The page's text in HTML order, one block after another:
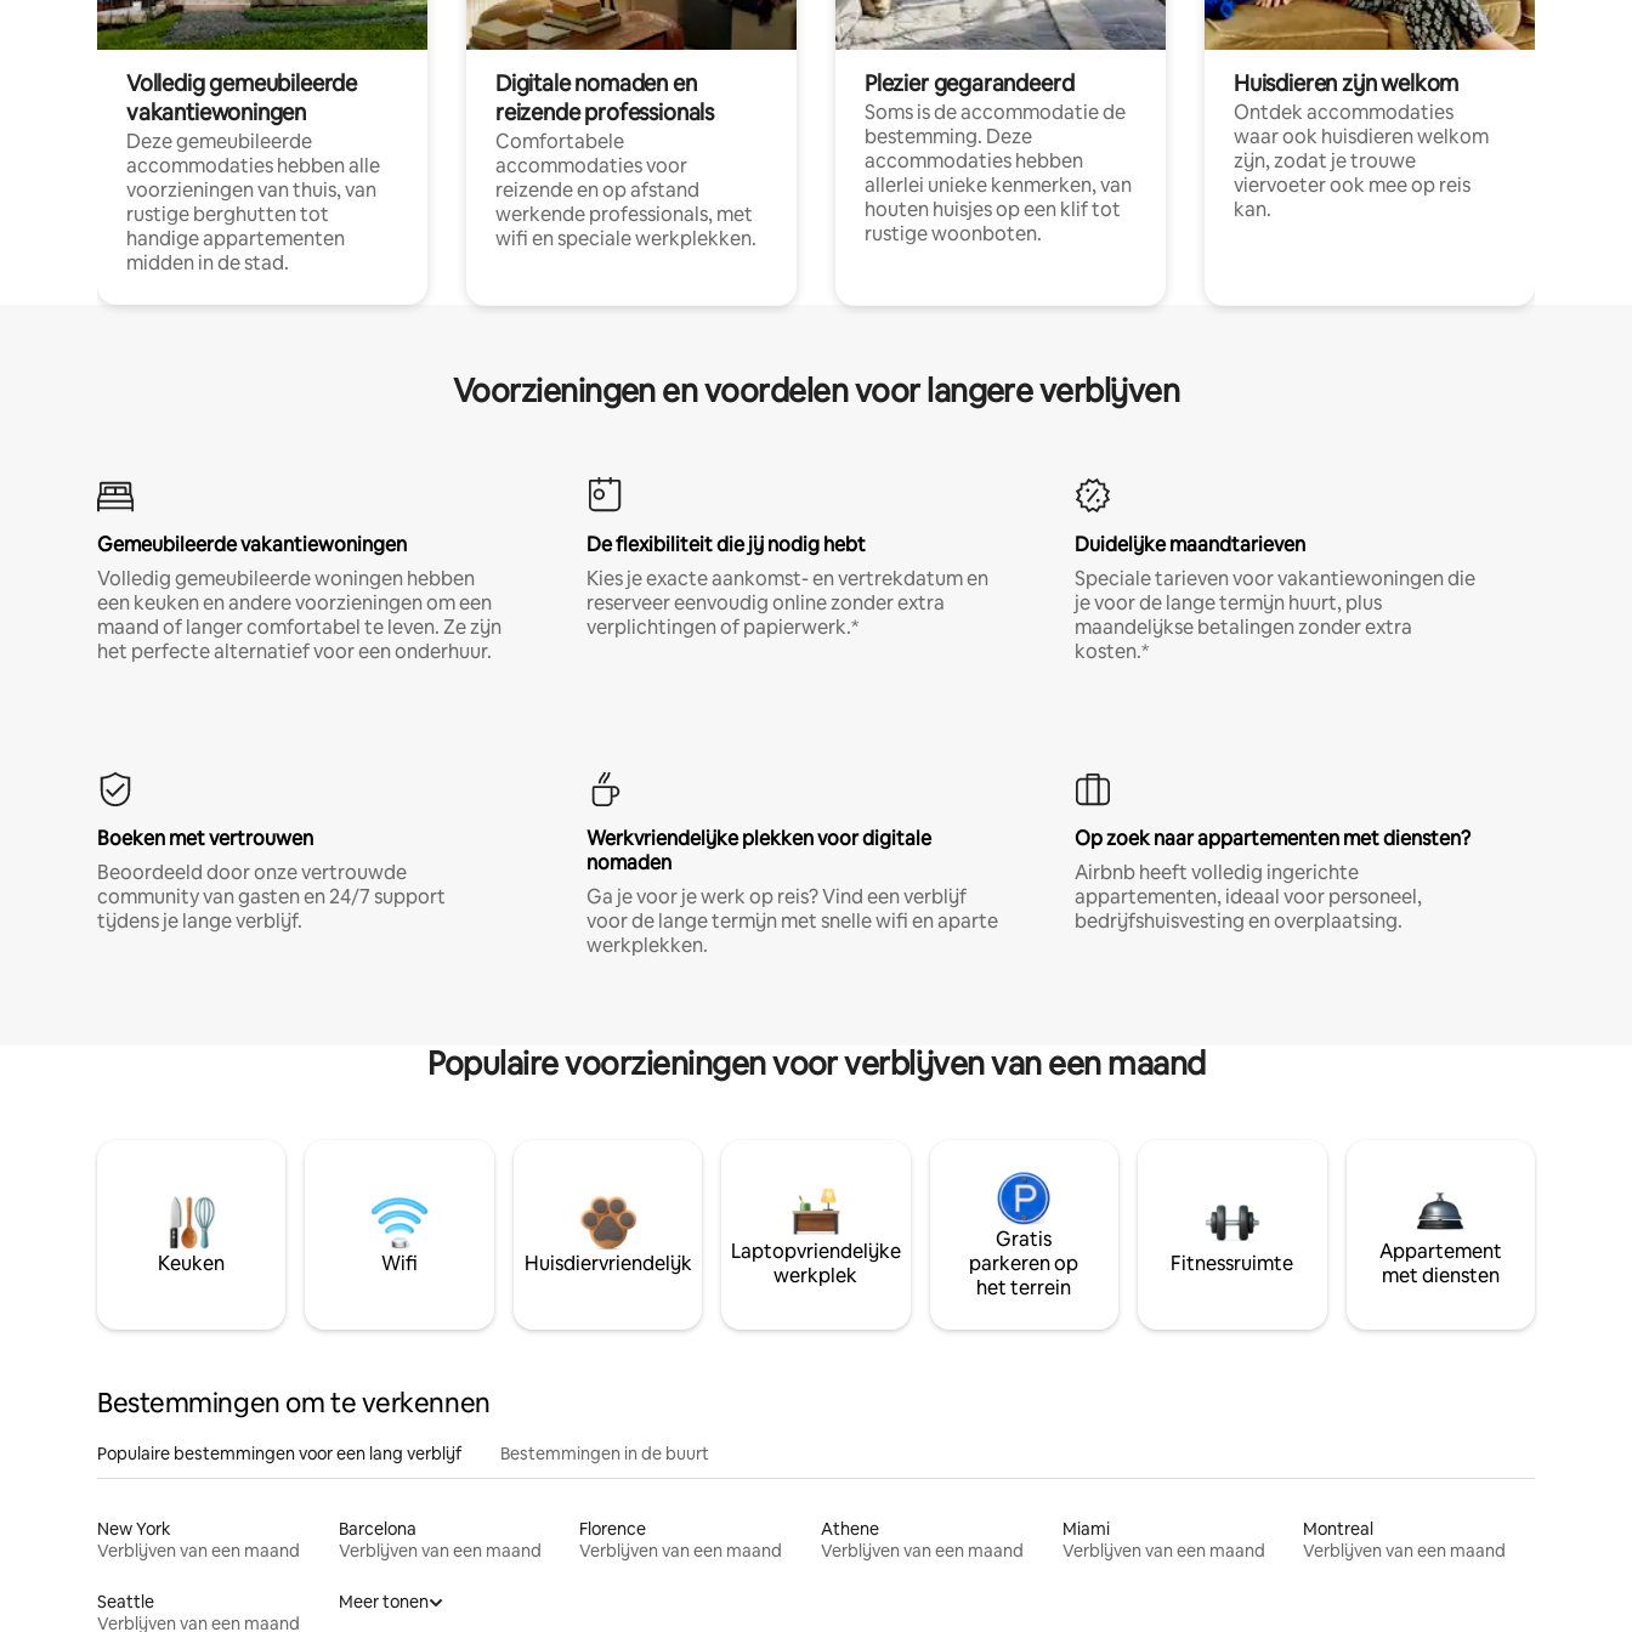
Volledig gemeubileerde
vakantiewoningen
Deze gemeubileerde
accommodaties hebben alle
voorzieningen van thuis, van
rustige berghutten tot
handige appartementen
midden in de stad.
Digitale nomaden en
reizende professionals
Comfortabele
accommodaties voor
reizende en op afstand
werkende professionals, met
wifi en speciale werkplekken.
Plezier gegarandeerd
Soms is de accommodatie de
bestemming. Deze
accommodaties hebben
allerlei unieke kenmerken, van
houten huisjes op een klif tot
rustige woonboten.
Huisdieren zijn welkom
Ontdek accommodaties
waar ook huisdieren welkom
zijn, zodat je trouwe
viervoeter ook mee op reis
kan.
Voorzieningen en voordelen voor langere verblijven
Gemeubileerde vakantiewoningen
Volledig gemeubileerde woningen hebben
een keuken en andere voorzieningen om een
maand of langer comfortabel te leven. Ze zijn
het perfecte alternatief voor een onderhuur.
De flexibiliteit die jij nodig hebt
Kies je exacte aankomst- en vertrekdatum en
reserveer eenvoudig online zonder extra
verplichtingen of papierwerk.*
Duidelijke maandtarieven
Speciale tarieven voor vakantiewoningen die
je voor de lange termijn huurt, plus
maandelijkse betalingen zonder extra
kosten.*
Boeken met vertrouwen
Beoordeeld door onze vertrouwde
community van gasten en 24/7 support
tijdens je lange verblijf.
Werkvriendelijke plekken voor digitale
nomaden
Ga je voor je werk op reis? Vind een verblijf
voor de lange termijn met snelle wifi en aparte
werkplekken.
Op zoek naar appartementen met diensten?
Airbnb heeft volledig ingerichte
appartementen, ideaal voor personeel,
bedrijfshuisvesting en overplaatsing.
Populaire voorzieningen voor verblijven van een maand
Keuken Wifi Huisdiervriendelijk
Laptopvriendelijke
werkplek
Gratis
parkeren op
het terrein
Fitnessruimte
Appartement
met diensten
Bestemmingen om te verkennen
Populaire bestemmingen voor een lang verblijf Bestemmingen in de buurt
New York
Verblijven van een maand
Barcelona
Verblijven van een maand
Florence
Verblijven van een maand
Athene
Verblijven van een maand
Miami
Verblijven van een maand
Montreal
Verblijven van een maand
Seattle
Verblijven van een maand
Meer tonen